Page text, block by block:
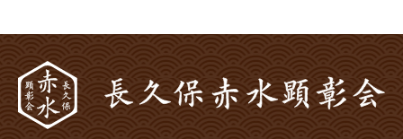
シ
ョ
ン